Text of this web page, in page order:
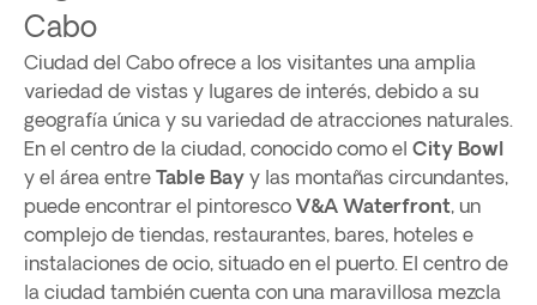
Cabo
Ciudad del Cabo ofrece a los visitantes una amplia
variedad de vistas y lugares de interés, debido a su
geografía única y su variedad de atracciones naturales.
En el centro de la ciudad, conocido como el City Bowl
y el área entre Table Bay y las montañas circundantes,
puede encontrar el pintoresco V&A Waterfront, un
complejo de tiendas, restaurantes, bares, hoteles e
instalaciones de ocio, situado en el puerto. El centro de
la ciudad también cuenta con una maravillosa mezcla